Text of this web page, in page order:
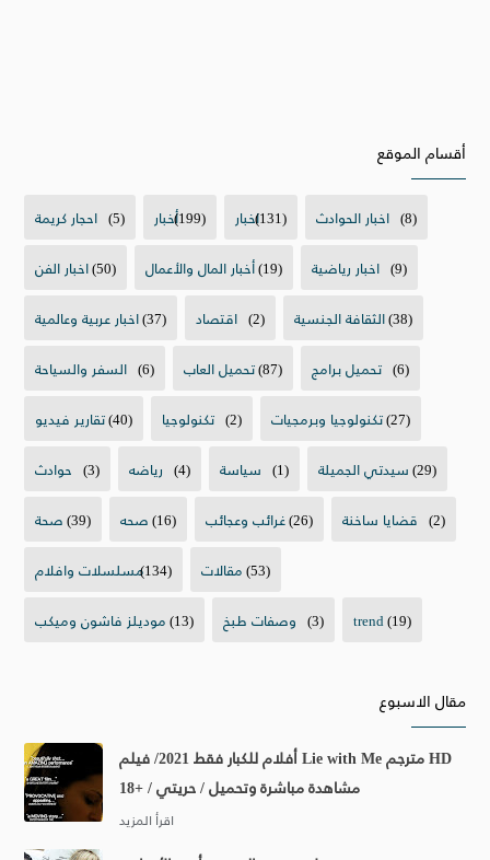
أقسام الموقع
احجار كريمة (5) أخبار(199) اخبار(131) اخبار الحوادث (8)
اخبار الفن(50) أخبار المال والأعمال(19) اخبار رياضية (9)
اخبار عربية وعالمية(37) اقتصاد (2) الثقافة الجنسية(38)
السفر والسياحة (6) تحميل العاب(87) تحميل برامج (6)
تقارير فيديو(40) تكنولوجيا (2) تكنولوجيا وبرمجيات(27)
حوادث (3) رياضه (4) سياسة (1) سيدتي الجميلة(29)
صحة(39) صحه(16) غرائب وعجائب(26) قضايا ساخنة (2)
مسلسلات وافلام(134) مقالات(53)
موديلز فاشون وميكب(13) وصفات طبخ (3) trend(19)
مقال الاسبوع
أفلام للكبار فقط 2021/ فيلم Lie with Me مترجم HD
مشاهدة مباشرة وتحميل / حريتي / +18